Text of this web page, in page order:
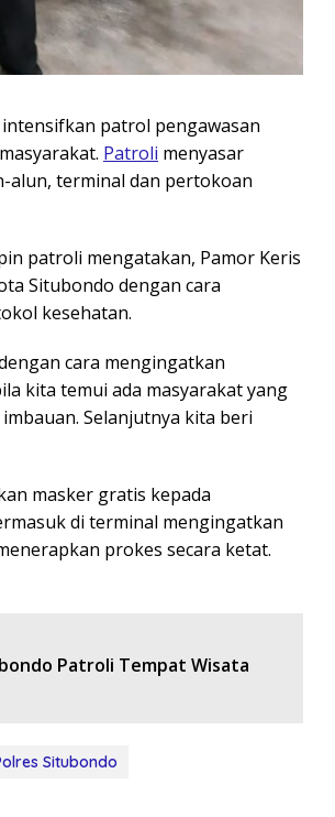
patrol pengawasan
Patroli menyasar
alun, terminal dan pertokoan
patroli mengatakan, Pamor Keris
Situbondo dengan cara
kesehatan.
cara mengingatkan
kita temui ada masyarakat yang
Selanjutnya kita beri
masker gratis kepada
di terminal mengingatkan
prokes secara ketat.
Patroli Tempat Wisata
Situbondo